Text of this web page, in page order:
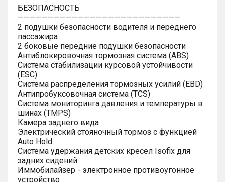
БЕЗОПАСНОСТЬ
———————————————————————————
2 подушки безопасности водителя и переднего
пассажира
2 боковые передние подушки безопасности
Антиблокировочная тормозная система (ABS)
Система стабилизации курсовой устойчивости
(ESC)
Система распределения тормозных усилий (EBD)
Антипробуксовочная система (TCS)
Система мониторинга давления и температуры в
шинах (TMPS)
Камера заднего вида
Электрический стояночный тормоз с функцией
Auto Hold
Система удержания детских кресел Isofix для
задних сидений
Иммобилайзер - электронное противоугонное
устройство